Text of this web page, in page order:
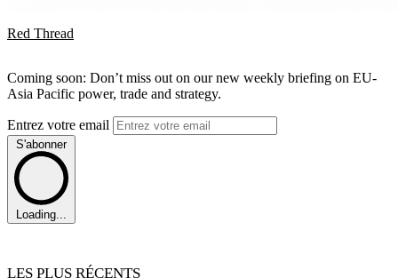
Red Thread
Coming soon: Don’t miss out on our new weekly briefing on EU-
Asia Pacific power, trade and strategy.
Entrez votre email
S'abonner
Loading...
LES PLUS RÉCENTS